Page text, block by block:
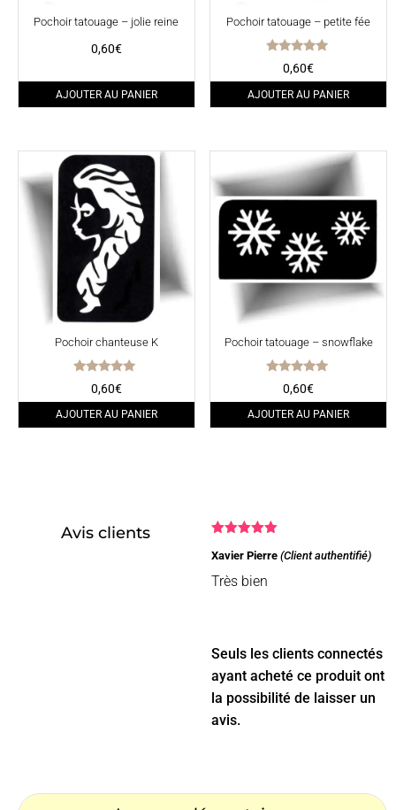
Pochoir tatouage – jolie reine
0,60€
AJOUTER AU PANIER
Pochoir tatouage – petite fée
Note
5.00
sur 5
0,60€
AJOUTER AU PANIER
Pochoir chanteuse K
Note
4.88
sur 5
0,60€
AJOUTER AU PANIER
Pochoir tatouage – snowflake
Note
5.00
sur 5
0,60€
AJOUTER AU PANIER
Avis clients
5
Xavier Pierre (Client authentifié)
Très bien
Seuls les clients connectés
ayant acheté ce produit ont
la possibilité de laisser un
avis.